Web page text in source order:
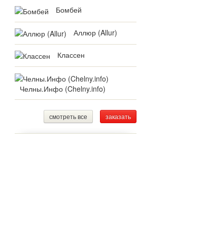
Бомбей
Аллюр (Allur)
Классен
Челны.Инфо (Chelny.info)
смотреть все заказать